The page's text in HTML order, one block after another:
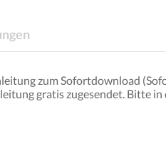
zum Sofortdownload
gratis zugesendet. Bitte